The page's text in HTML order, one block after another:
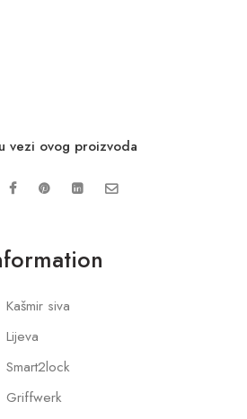
vezi ovog proizvoda
Kašmir siva
Lijeva
Smart2lock
Griffwerk